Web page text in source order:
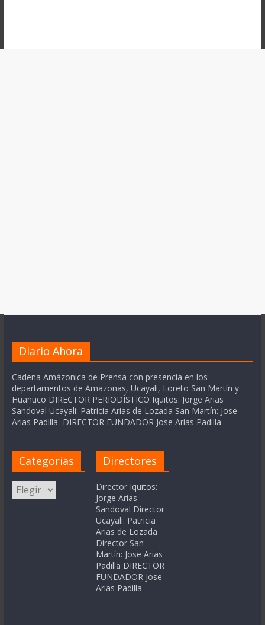
Diario Ahora
Cadena Amázonica de Prensa con presencia en los
departamentos de Amazonas, Ucayali, Loreto San Martín y
Huanuco DIRECTOR PERIODÍSTICO Iquitos: Jorge Arias
Sandoval Ucayali: Patricia Arias de Lozada San Martín: Jose
Arias Padilla DIRECTOR FUNDADOR Jose Arias Padilla
Categorías
Categorías
Directores
Director Iquitos:
Jorge Arias
Sandoval Director
Ucayali: Patricia
Arias de Lozada
Director San
Martín: Jose Arias
Padilla DIRECTOR
FUNDADOR Jose
Arias Padilla